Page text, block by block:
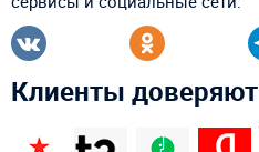
Клиенты доверяют